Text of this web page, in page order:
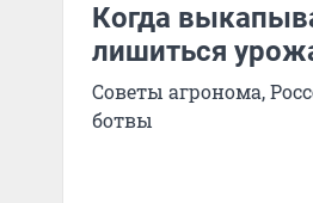
Когда
лишиться
Советы агронома,
ботвы